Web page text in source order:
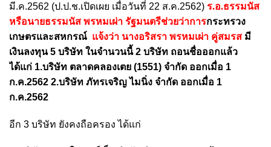
มี.ค.2562 (ป.ป.ช.เปิดเผย เมื่อวันที่ 22 ส.ค.2562) ร.อ.ธรรมนัส
หรือนายธรรมนัส พรหมเผ่า รัฐมนตรีช่วยว่าการกระทรวง
เกษตรและสหกรณ์ แจ้งว่า นางอริสรา พรหมเผ่า คู่สมรส มี
เงินลงทุน 5 บริษัท ในจำนวนนี้ 2 บริษัท ถอนชื่อออกแล้ว
ได้แก่ 1.บริษัท ตลาดคลองเตย (1551) จำกัด ออกเมื่อ 1
ก.ค.2562 2.บริษัท ภัทรเจริญ ไมนิ่ง จำกัด ออกเมื่อ 1
ก.ค.2562
อีก 3 บริษัท ยังคงถือครอง ได้แก่